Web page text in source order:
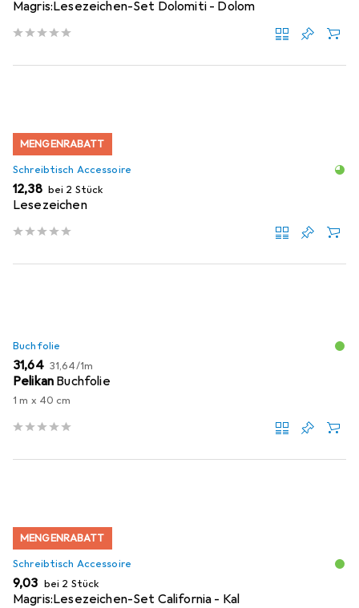
Magris:Lesezeichen-Set Dolomiti - Dolom
MENGENRABATT
Schreibtisch Accessoire
EUR
12,38 bei 2 Stück
Lesezeichen
Buchfolie
EUR
31,64 EUR
31,64/1m
Pelikan Buchfolie
1 m x 40 cm
MENGENRABATT
Schreibtisch Accessoire
EUR
9,03 bei 2 Stück
Magris:Lesezeichen-Set California - Kal